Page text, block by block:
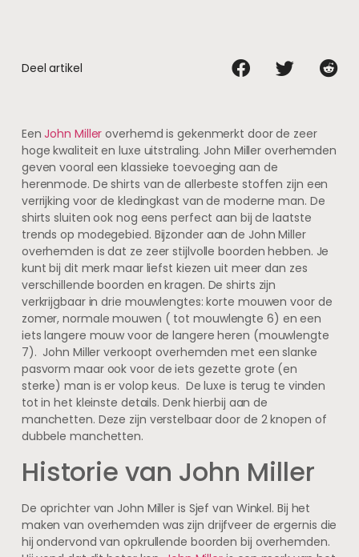
Deel artikel
EenJohn Miller overhemd is gekenmerkt door de zeer
hoge kwaliteit en luxe uitstraling. John Miller overhemden
geven vooral een klassieke toevoeging aan de
herenmode. De shirts van de allerbeste stoffen zijn een
verrijking voor de kledingkast van de moderne man. De
shirts sluiten ook nog eens perfect aan bij de laatste
trends op modegebied. Bijzonder aan de John Miller
overhemden is dat ze zeer stijlvolle boorden hebben. Je
kunt bij dit merk maar liefst kiezen uit meer dan zes
verschillende boorden en kragen. De shirts zijn
verkrijgbaar in drie mouwlengtes: korte mouwen voor de
zomer, normale mouwen ( tot mouwlengte 6) en een
iets langere mouw voor de langere heren (mouwlengte
7). John Miller verkoopt overhemden met een slanke
pasvorm maar ook voor de iets gezette grote (en
sterke) man is er volop keus. De luxe is terug te vinden
tot in het kleinste details. Denk hierbij aan de
manchetten. Deze zijn verstelbaar door de 2 knopen of
dubbele manchetten.
Historie van John Miller
De oprichter van John Miller is Sjef van Winkel. Bij het
maken van overhemden was zijn drijfveer de ergernis die
hij ondervond van opkrullende boorden bij overhemden.